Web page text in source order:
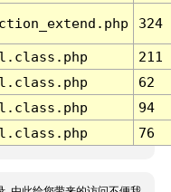
324
211
62
94
76